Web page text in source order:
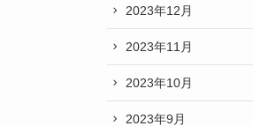
2023年12月
2023年11月
2023年10月
2023年9月